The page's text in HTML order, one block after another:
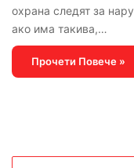
охрана следят за
ако има такива,…
Прочети Повече »